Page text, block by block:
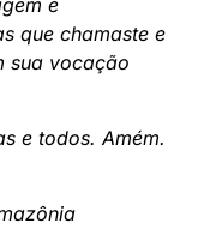
e
que chamaste e
sua vocação
e todos. Amém.